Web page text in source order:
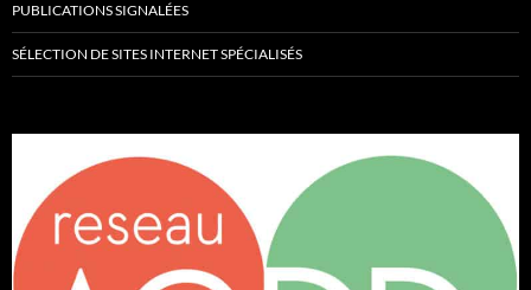
PUBLICATIONS SIGNALÉES
SÉLECTION DE SITES INTERNET SPÉCIALISÉS